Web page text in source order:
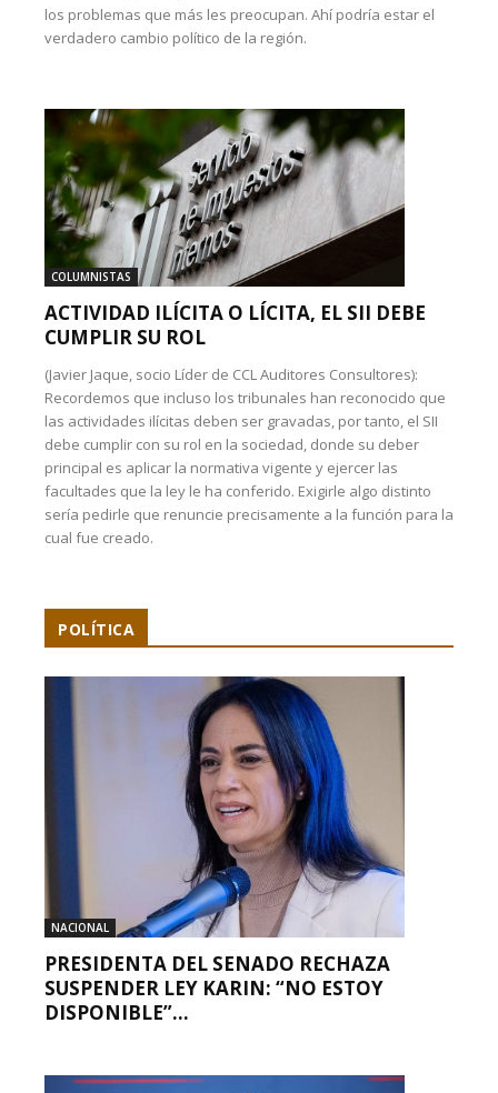
los problemas que más les preocupan. Ahí podría estar el
verdadero cambio político de la región.
COLUMNISTAS
ACTIVIDAD ILÍCITA O LÍCITA, EL SII DEBE
CUMPLIR SU ROL
(Javier Jaque, socio Líder de CCL Auditores Consultores):
Recordemos que incluso los tribunales han reconocido que
las actividades ilícitas deben ser gravadas, por tanto, el SII
debe cumplir con su rol en la sociedad, donde su deber
principal es aplicar la normativa vigente y ejercer las
facultades que la ley le ha conferido. Exigirle algo distinto
sería pedirle que renuncie precisamente a la función para la
cual fue creado.
POLÍTICA
NACIONAL
PRESIDENTA DEL SENADO RECHAZA
SUSPENDER LEY KARIN: “NO ESTOY
DISPONIBLE”...